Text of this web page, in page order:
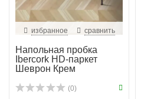
избранное сравнить
Напольная пробка
Ibercork HD-паркет
Шеврон Крем
(0)